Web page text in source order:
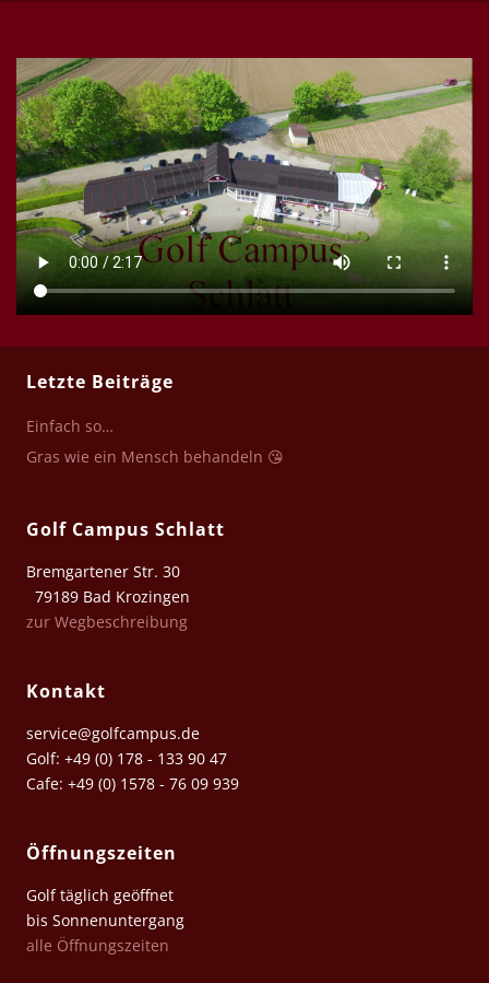
Letzte Beiträge
Einfach so…
Gras wie ein Mensch behandeln 😘
Golf Campus Schlatt
Bremgartener Str. 30
79189 Bad Krozingen
zur Wegbeschreibung
Kontakt
service@golfcampus.de
Golf: +49 (0) 178 - 133 90 47
Cafe: +49 (0) 1578 - 76 09 939
Öffnungszeiten
Golf täglich geöffnet
bis Sonnenuntergang
alle Öffnungszeiten